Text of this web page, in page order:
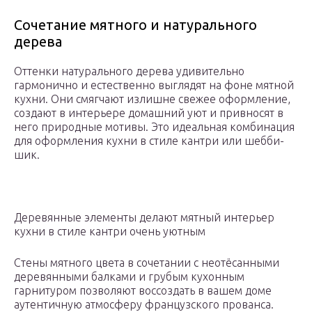
Сочетание мятного и натурального
дерева
Оттенки натурального дерева удивительно
гармонично и естественно выглядят на фоне мятной
кухни. Они смягчают излишне свежее оформление,
создают в интерьере домашний уют и привносят в
него природные мотивы. Это идеальная комбинация
для оформления кухни в стиле кантри или шебби-
шик.
Деревянные элементы делают мятный интерьер
кухни в стиле кантри очень уютным
Стены мятного цвета в сочетании с неотёсанными
деревянными балками и грубым кухонным
гарнитуром позволяют воссоздать в вашем доме
аутентичную атмосферу французского прованса.